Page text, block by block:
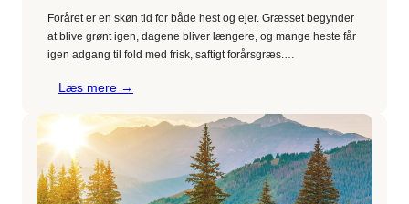
Foråret er en skøn tid for både hest og ejer. Græsset begynder
at blive grønt igen, dagene bliver længere, og mange heste får
igen adgang til fold med frisk, saftigt forårsgræs.…
Læs mere →
af